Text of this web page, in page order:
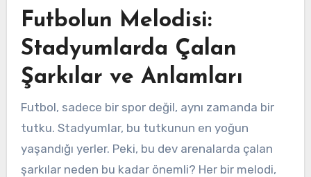
Futbolun Melodisi:
Stadyumlarda Çalan
Şarkılar ve Anlamları
Futbol, sadece bir spor değil, aynı zamanda bir
tutku. Stadyumlar, bu tutkunun en yoğun
yaşandığı yerler. Peki, bu dev arenalarda çalan
şarkılar neden bu kadar önemli? Her bir melodi,